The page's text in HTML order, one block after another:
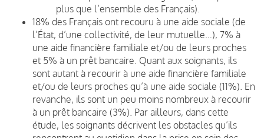
plus que l’ensemble des Français).
18% des Français ont recouru à une aide sociale (de
l’État, d’une collectivité, de leur mutuelle…), 7% à
une aide financière familiale et/ou de leurs proches
et 5% à un prêt bancaire. Quant aux soignants, ils
sont autant à recourir à une aide financière familiale
et/ou de leurs proches qu’à une aide sociale (11%). En
revanche, ils sont un peu moins nombreux à recourir
à un prêt bancaire (3%). Par ailleurs, dans cette
étude, les soignants décrivent les obstacles qu’ils